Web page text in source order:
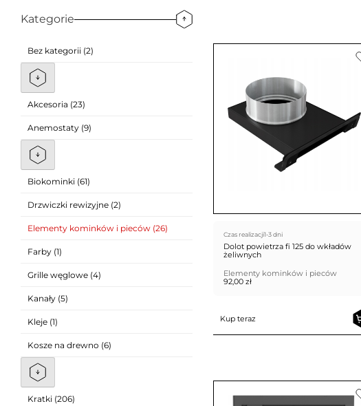
Kategorie
Bez kategorii (2)
Akcesoria (23)
Anemostaty (9)
Biokominki (61)
Drzwiczki rewizyjne (2)
Elementy kominków i pieców (26)
Farby (1)
Grille węglowe (4)
Kanały (5)
Kleje (1)
Kosze na drewno (6)
Kratki (206)
Czas realizacji1-3 dni
Dolot powietrza fi 125 do wkładów
żeliwnych
Elementy kominków i pieców
92,00 zł
Kup teraz